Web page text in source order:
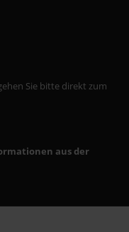
Sie bitte direkt zum
aus der